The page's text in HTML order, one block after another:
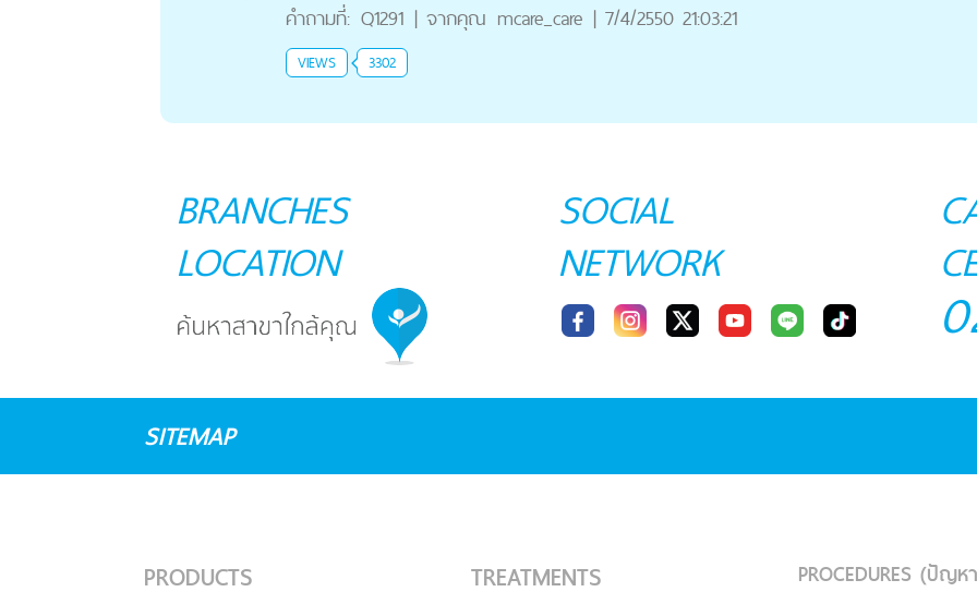
คำถามที่: Q1291 | จากคุณ mcare_care | 7/4/2550 21:03:21
VIEWS 3302
BRANCHES
LOCATION
SOCIAL
NETWORK
SITEMAP
PRODUCTS TREATMENTS
PROCEDURES (ปัญห